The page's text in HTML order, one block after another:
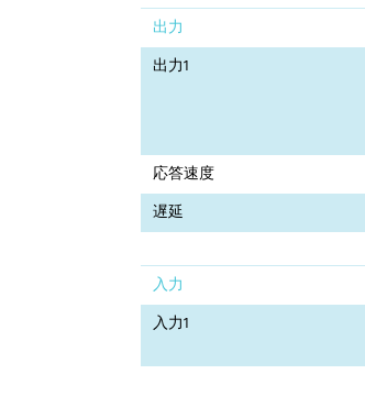
出力
出力1
応答速度
遅延
入力
入力1